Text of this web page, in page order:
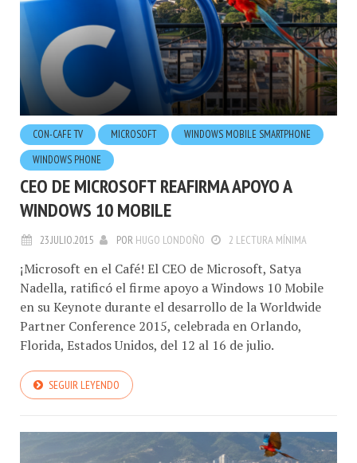
CON-CAFE TV MICROSOFT
WINDOWS MOBILE SMARTPHONE
WINDOWS PHONE
CEO DE MICROSOFT REAFIRMA APOYO A
WINDOWS 10 MOBILE
23.JULIO.2015 POR HUGO LONDOÑO 2 LECTURA MÍNIMA
¡Microsoft en el Café! El CEO de Microsoft, Satya
Nadella, ratificó el firme apoyo a Windows 10 Mobile
en su Keynote durante el desarrollo de la Worldwide
Partner Conference 2015, celebrada en Orlando,
Florida, Estados Unidos, del 12 al 16 de julio.
SEGUIR LEYENDO